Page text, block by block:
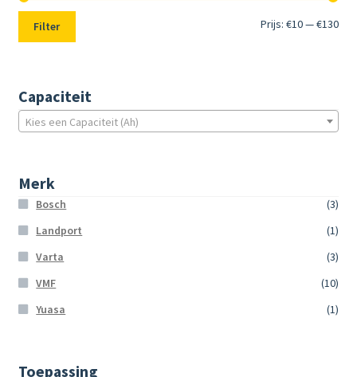
Min.
Filter Prijs:€10—€130
Capaciteit
Kies een Capaciteit (Ah)
Merk
Bosch
(3)
Landport
(1)
Varta
(3)
VMF
(10)
Yuasa
(1)
Toepassing